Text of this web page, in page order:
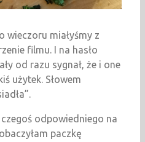
wieczoru miałyśmy z
filmu. I na hasło
od razu sygnał, że i one
użytek. Słowem
odpowiedniego na
paczkę